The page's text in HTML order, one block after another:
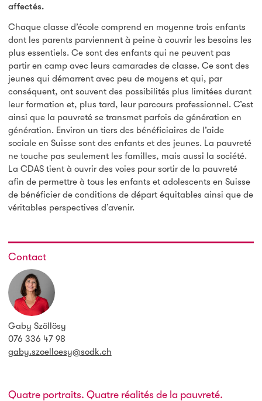
affectés.
Chaque classe d’école comprend en moyenne trois enfants
dont les parents parviennent à peine à couvrir les besoins les
plus essentiels. Ce sont des enfants qui ne peuvent pas
partir en camp avec leurs camarades de classe. Ce sont des
jeunes qui démarrent avec peu de moyens et qui, par
conséquent, ont souvent des possibilités plus limitées durant
leur formation et, plus tard, leur parcours professionnel. C’est
ainsi que la pauvreté se transmet parfois de génération en
génération. Environ un tiers des bénéficiaires de l’aide
sociale en Suisse sont des enfants et des jeunes. La pauvreté
ne touche pas seulement les familles, mais aussi la société.
La CDAS tient à ouvrir des voies pour sortir de la pauvreté
afin de permettre à tous les enfants et adolescents en Suisse
de bénéficier de conditions de départ équitables ainsi que de
véritables perspectives d’avenir.
Contact
Gaby Szöllösy
076 336 47 98
gaby.szoelloesy@sodk.ch
Quatre portraits. Quatre réalités de la pauvreté.